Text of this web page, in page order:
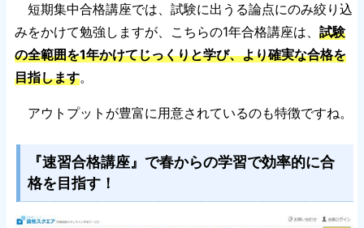
短期集中合格講座では、試験に出うる論点にのみ絞り込
みをかけて勉強しますが、こちらの1年合格講座は、 試験
の全範囲を1年かけてじっくりと学び、より確実な合格を
目指します。
アウトプットが豊富に用意されているのも特徴ですね。
『速習合格講座』で春からの学習で効率的に合
格を目指す！